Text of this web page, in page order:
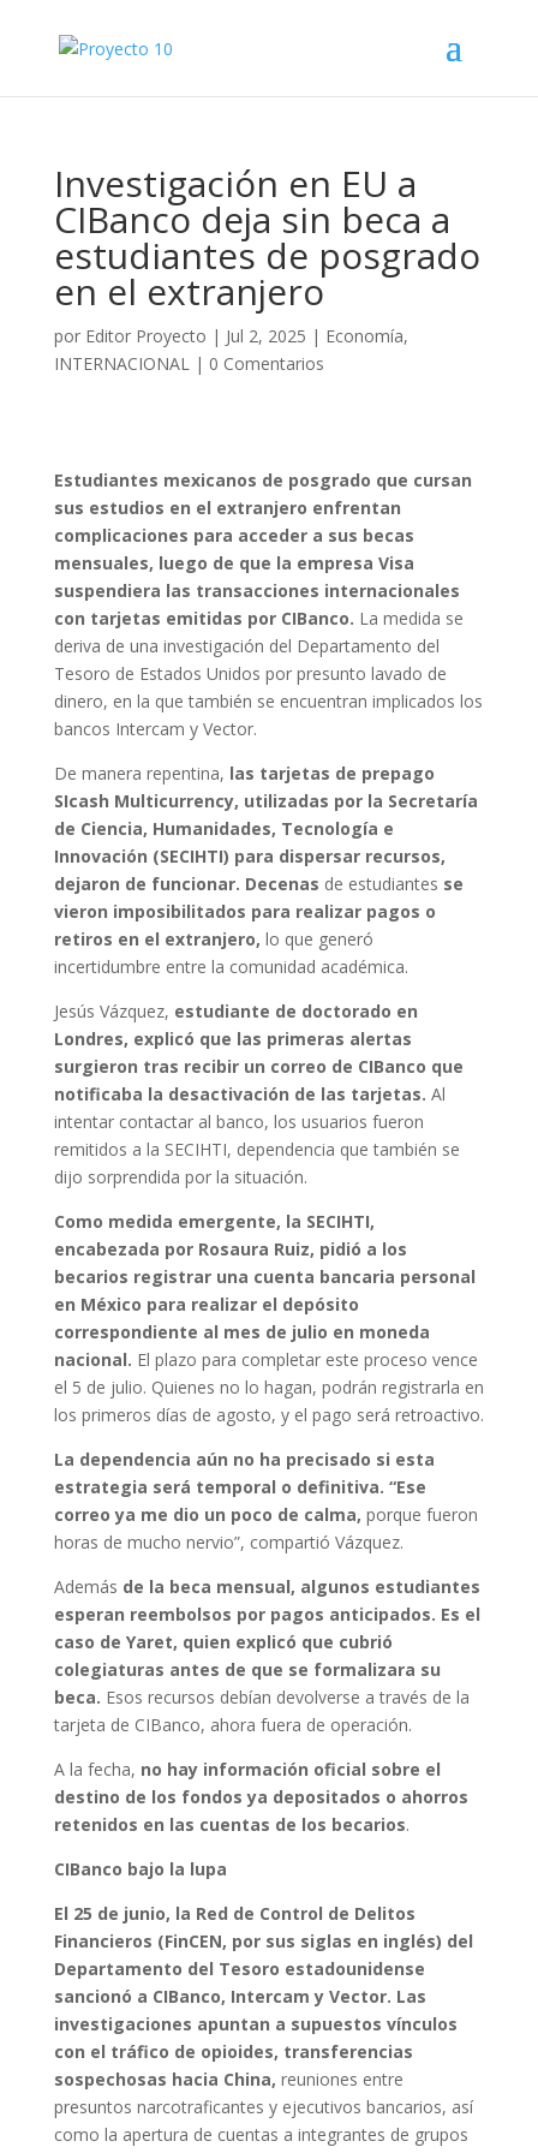
Investigación en EU a
CIBanco deja sin beca a
estudiantes de posgrado
en el extranjero
por Editor Proyecto | Jul 2, 2025 | Economía,
INTERNACIONAL| 0 Comentarios
Estudiantes mexicanos de posgrado que cursan
sus estudios en el extranjero enfrentan
complicaciones para acceder a sus becas
mensuales, luego de que la empresa Visa
suspendiera las transacciones internacionales
con tarjetas emitidas por CIBanco. La medida se
deriva de una investigación del Departamento del
Tesoro de Estados Unidos por presunto lavado de
dinero, en la que también se encuentran implicados los
bancos Intercam y Vector.
De manera repentina, las tarjetas de prepago
SIcash Multicurrency, utilizadas por la Secretaría
de Ciencia, Humanidades, Tecnología e
Innovación (SECIHTI) para dispersar recursos,
dejaron de funcionar. Decenas de estudiantes se
vieron imposibilitados para realizar pagos o
retiros en el extranjero, lo que generó
incertidumbre entre la comunidad académica.
Jesús Vázquez, estudiante de doctorado en
Londres, explicó que las primeras alertas
surgieron tras recibir un correo de CIBanco que
notificaba la desactivación de las tarjetas. Al
intentar contactar al banco, los usuarios fueron
remitidos a la SECIHTI, dependencia que también se
dijo sorprendida por la situación.
Como medida emergente, la SECIHTI,
encabezada por Rosaura Ruiz, pidió a los
becarios registrar una cuenta bancaria personal
en México para realizar el depósito
correspondiente al mes de julio en moneda
nacional. El plazo para completar este proceso vence
el 5 de julio. Quienes no lo hagan, podrán registrarla en
los primeros días de agosto, y el pago será retroactivo.
La dependencia aún no ha precisado si esta
estrategia será temporal o definitiva. “Ese
correo ya me dio un poco de calma, porque fueron
horas de mucho nervio”, compartió Vázquez.
Además de la beca mensual, algunos estudiantes
esperan reembolsos por pagos anticipados. Es el
caso de Yaret, quien explicó que cubrió
colegiaturas antes de que se formalizara su
beca. Esos recursos debían devolverse a través de la
tarjeta de CIBanco, ahora fuera de operación.
A la fecha, no hay información oficial sobre el
destino de los fondos ya depositados o ahorros
retenidos en las cuentas de los becarios.
CIBanco bajo la lupa
El 25 de junio, la Red de Control de Delitos
Financieros (FinCEN, por sus siglas en inglés) del
Departamento del Tesoro estadounidense
sancionó a CIBanco, Intercam y Vector. Las
investigaciones apuntan a supuestos vínculos
con el tráfico de opioides, transferencias
sospechosas hacia China, reuniones entre
presuntos narcotraficantes y ejecutivos bancarios, así
como la apertura de cuentas a integrantes de grupos